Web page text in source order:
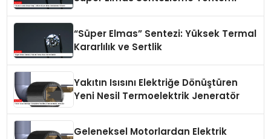
“Süper Elmas” Sentezi: Yüksek Termal
Kararlılık ve Sertlik
Yakıtın Isısını Elektriğe Dönüştüren
Yeni Nesil Termoelektrik Jeneratör
Geleneksel Motorlardan Elektrik